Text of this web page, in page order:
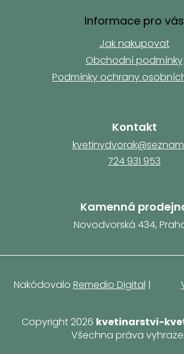
Informace pro vás
Jak nakupovat
Obchodní podmínky
Podmínky ochrany
Kontakt
724 931 953
Kamenná
Novodvorská 434,
Nakódovalo Remedio Digital |
Copyright 2026 kvetinarstvi-
Všechna práva